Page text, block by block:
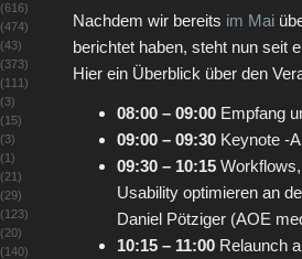
Nachdem wir bereits im Mai
berichtet haben, steht nun seit
Hier ein Überblick über den
08:00 – 09:00 Empfang
09:00 – 09:30 Keynote -
09:30 – 10:15
Usability optimieren an
Daniel Pötziger (AOE
10:15 – 11:00 Relaunch
(616)
(474)
(43)
(373)
(111)
(3)
(15)
(3)
(1)
(21)
(29)
(123)
(20)
(140)